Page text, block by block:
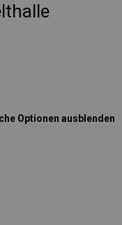
Optionen ausblenden